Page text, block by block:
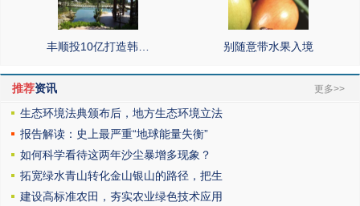
丰顺投10亿打造韩… 别随意带水果入境
推荐资讯 更多>>
生态环境法典颁布后，地方生态环境立法
报告解读：史上最严重“地球能量失衡”
如何科学看待这两年沙尘暴增多现象？
拓宽绿水青山转化金山银山的路径，把生
建设高标准农田，夯实农业绿色技术应用